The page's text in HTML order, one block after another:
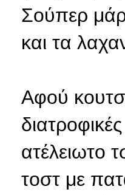
Σούπερ
και τα
Αφού
ατέλειωτο
τοστ με